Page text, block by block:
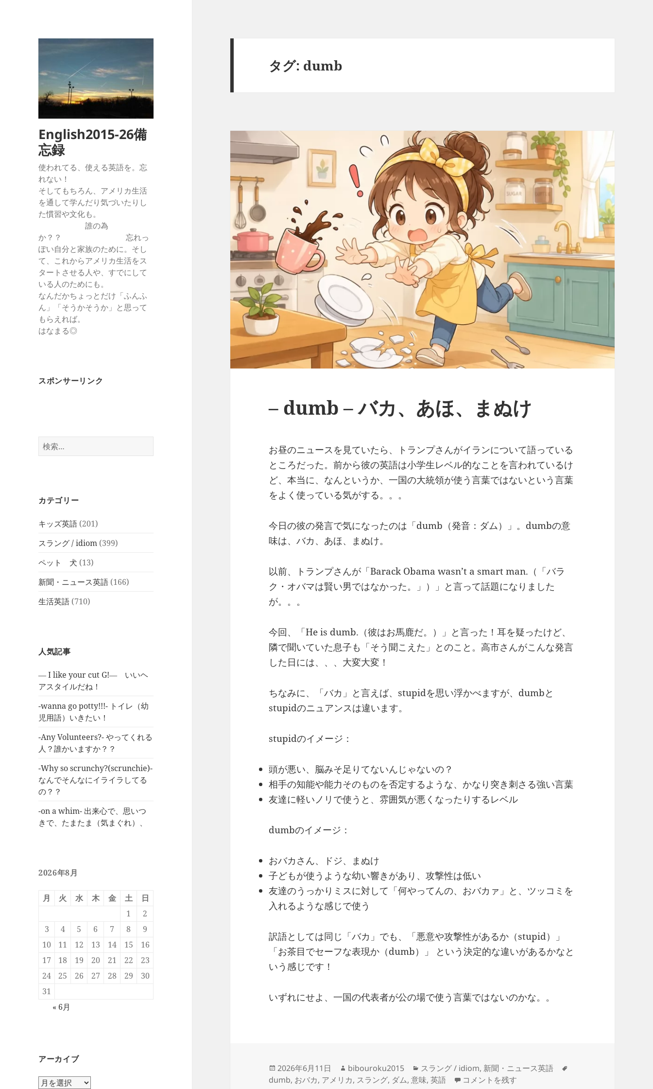
English2015-26備
忘録
使われてる、使える英語を。忘
れない！
そしてもちろん、アメリカ生活
を通して学んだり気づいたりし
た慣習や文化も。
誰の為
か？？ 忘れっ
ぽい自分と家族のために。そし
て、これからアメリカ生活をス
タートさせる人や、すでにして
いる人のためにも。
なんだかちょっとだけ「ふんふ
ん」「そうかそうか」と思って
もらえれば。
はなまる◎
スポンサーリンク
検
索:
カテゴリー
キッズ英語 (201)
スラング / idiom (399)
ペット 犬 (13)
新聞・ニュース英語 (166)
生活英語 (710)
人気記事
― I like your cut G!― いいヘ
アスタイルだね！
-wanna go potty!!!- トイレ（幼
児用語）いきたい！
-Any Volunteers?- やってくれる
人？誰かいますか？？
-Why so scrunchy?(scrunchie)-
なんでそんなにイライラしてる
の？？
-on a whim- 出来心で、思いつ
きで、たまたま（気まぐれ）、
2026年8月
月 火 水 木 金 土
日
1
2
3
4 5 6 7 8
9
10
11 12 13 14 15
16
17
18 19 20 21 22
23
24
25 26 27 28 29
30
31
« 6月
アーカイブ
ア
タグ: dumb
– dumb – バカ、あほ、まぬけ
お昼のニュースを見ていたら、トランプさんがイランについて語っている
ところだった。前から彼の英語は小学生レベル的なことを言われているけ
ど、本当に、なんというか、一国の大統領が使う言葉ではないという言葉
をよく使っている気がする。。。
今日の彼の発言で気になったのは「dumb（発音：ダム）」。dumbの意
味は、バカ、あほ、まぬけ。
以前、トランプさんが「Barack Obama wasn’t a smart man.（「バラ
ク・オバマは賢い男ではなかった。」）」と言って話題になりました
が。。。
今回、「He is dumb.（彼はお馬鹿だ。）」と言った！耳を疑ったけど、
隣で聞いていた息子も「そう聞こえた」とのこと。高市さんがこんな発言
した日には、、、大変大変！
ちなみに、「バカ」と言えば、stupidを思い浮かべますが、dumbと
stupidのニュアンスは違います。
stupidのイメージ：
頭が悪い、脳みそ足りてないんじゃないの？
相手の知能や能力そのものを否定するような、かなり突き刺さる強い言葉
友達に軽いノリで使うと、雰囲気が悪くなったりするレベル
dumbのイメージ：
おバカさん、ドジ、まぬけ
子どもが使うような幼い響きがあり、攻撃性は低い
友達のうっかりミスに対して「何やってんの、おバカァ」と、ツッコミを
入れるような感じで使う
訳語としては同じ「バカ」でも、「悪意や攻撃性があるか（stupid）」
「お茶目でセーフな表現か（dumb）」 という決定的な違いがあるかなと
いう感じです！
いずれにせよ、一国の代表者が公の場で使う言葉ではないのかな。。
投
稿
2026年6月11日
作
成
bibouroku2015
カ
テ
スラング / idiom, 新聞・ニュース英語
dumb, おバカ, アメリカ, スラング, ダム,意味,英語 – dumb – バカ、あほ、まぬけ に
コメントを残す